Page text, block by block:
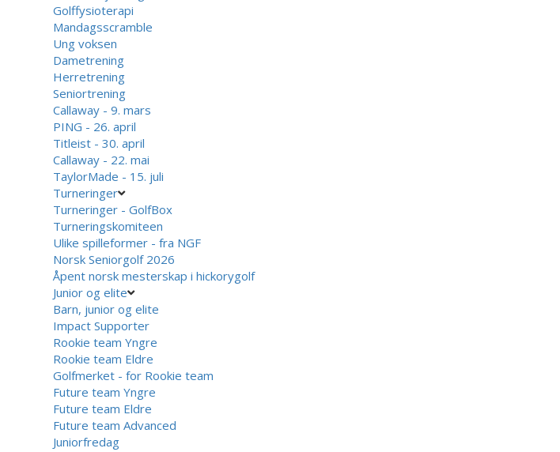
Golffysioterapi
Mandagsscramble
Ung voksen
Dametrening
Herretrening
Seniortrening
Callaway - 9. mars
PING - 26. april
Titleist - 30. april
Callaway - 22. mai
TaylorMade - 15. juli
Turneringer
Turneringer - GolfBox
Turneringskomiteen
Ulike spilleformer - fra NGF
Norsk Seniorgolf 2026
Åpent norsk mesterskap i hickorygolf
Junior og elite
Barn, junior og elite
Impact Supporter
Rookie team Yngre
Rookie team Eldre
Golfmerket - for Rookie team
Future team Yngre
Future team Eldre
Future team Advanced
Juniorfredag